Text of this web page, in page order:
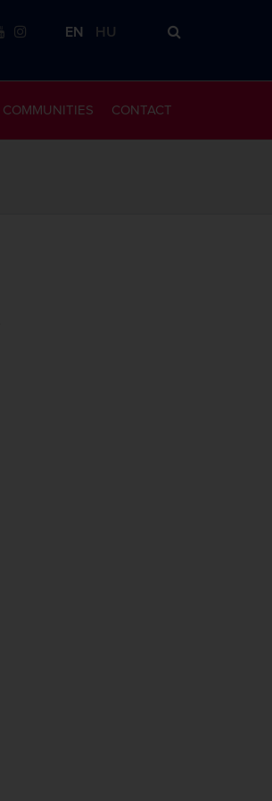
EN HU
CONTACT
COMMUNITIES